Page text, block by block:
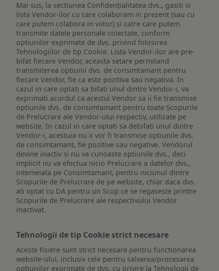
Mai sus, la sectiunea Confidențialitatea dvs., gasiti si
lista Vendor-ilor cu care colaboram in prezent (sau cu
care putem colabora in viitor) si catre care putem
transmite datele personale colectate, conform
optiunilor exprimate de dvs. privind folosirea
Tehnologiilor de tip Cookie. Lista Vendor-ilor are pre-
bifat fiecare Vendor, aceasta setare permitand
transmiterea optiunii dvs. de consimtamant pentru
fiecare Vendor, fie ca este pozitiva sau negativa. In
cazul in care optati sa bifati unul dintre Vendor-i, va
exprimati acordul ca acestui Vendor sa ii fie transmise
optiunile dvs. de consimtamant pentru toate Scopurile
de Prelucrare ale Vendor-ului respectiv, utilizate pe
website. In cazul in care optati sa debifati unul dintre
Vendor-i, acestuia nu ii vor fi transmise optiunile dvs.
de consimtamant, fie pozitive sau negative. Vendorul
devine inactiv si nu va cunoaste optiunile dvs., deci
implicit nu va efectua nicio Prelucrare a datelor dvs.,
intemeiata pe Consimtamant, pentru niciunul dintre
Scopurile de Prelucrare de pe website, chiar daca dvs.
ati optat cu DA pentru un Scop ce se regaseste printre
Scopurile de Prelucrare ale respectivului Vendor
inactivat.
Tehnologii de tip Cookie strict necesare
Aceste fisiere sunt strict necesare pentru functionarea
website-ului, inclusiv cele pentru salvarea/procesarea
optiunilor exprimate de dvs. cu privire la Tehnologii de